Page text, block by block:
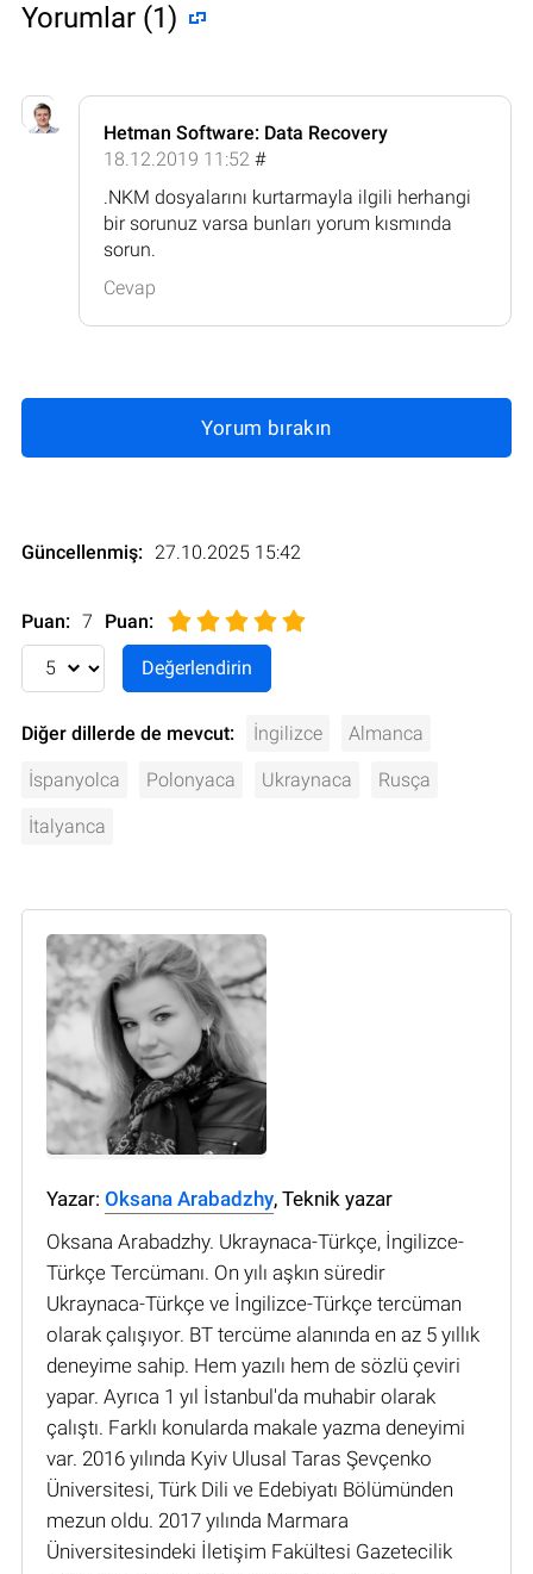
Yorumlar (1)
Hetman Software: Data Recovery
18.12.2019 11:52 #
.NKM dosyalarını kurtarmayla ilgili herhangi
bir sorunuz varsa bunları yorum kısmında
sorun.
Cevap
Yorum bırakın
Güncellenmiş: 27.10.2025 15:42
Puan: 7 Puan:
Diğer dillerde de mevcut: İngilizce Almanca
İspanyolca Polonyaca Ukraynaca Rusça
İtalyanca
Yazar: Oksana Arabadzhy, Teknik yazar
Oksana Arabadzhy. Ukraynaca-Türkçe, İngilizce-
Türkçe Tercümanı. On yılı aşkın süredir
Ukraynaca-Türkçe ve İngilizce-Türkçe tercüman
olarak çalışıyor. BT tercüme alanında en az 5 yıllık
deneyime sahip. Hem yazılı hem de sözlü çeviri
yapar. Ayrıca 1 yıl İstanbul'da muhabir olarak
çalıştı. Farklı konularda makale yazma deneyimi
var. 2016 yılında Kyiv Ulusal Taras Şevçenko
Üniversitesi, Türk Dili ve Edebiyatı Bölümünden
mezun oldu. 2017 yılında Marmara
Üniversitesindeki İletişim Fakültesi Gazetecilik